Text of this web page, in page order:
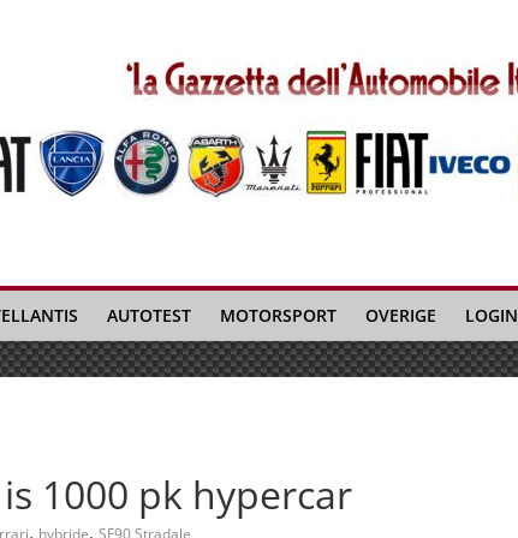
AUTOTEST MOTORSPORT OVERIGE LOGIN
1000 pk hypercar
, hybride, SF90 Stradale